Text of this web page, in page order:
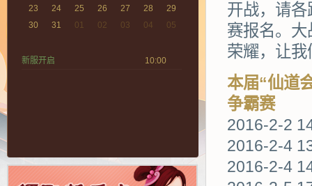
23
24 25 26 27 28
29
30
31 01 02 03 04 05
新服开启 10:00
开战，请
赛报名。
荣耀，让
本届“仙道
争霸赛
2016-2-2
2016-2-4
2016-2-4